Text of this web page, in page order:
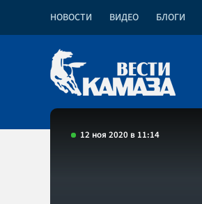
НОВОСТИ ВИДЕО БЛОГИ
12 ноя 2020 в 11:14